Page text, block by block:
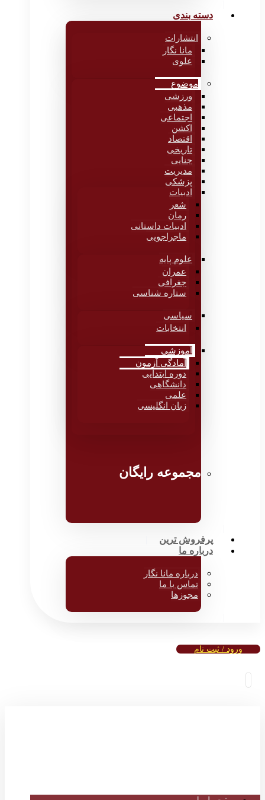
دسته بندی
انتشارات
مانا نگار
علوی
موضوع
ورزشی
مذهبی
اجتماعی
اکشن
اقتصاد
تاریخی
جنایی
مدیریت
پزشکی
ادبیات
شعر
رمان
ادبیات داستانی
ماجراجویی
علوم پایه
عمران
جغرافی
ستاره شناسی
سیاسی
انتخابات
آموزشی
آمادگی آزمون
دوره ابتدایی
دانشگاهی
علمی
زبان انگلیسی
مجموعه رایگان
پرفروش ترین
درباره ما
درباره مانا نگار
تماس با ما
مجوزها
ورود / ثبت نام